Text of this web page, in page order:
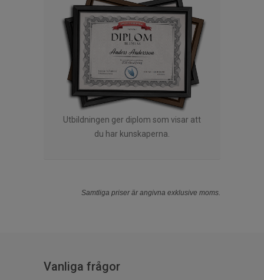
Utbildningen ger diplom som visar att
du har kunskaperna.
Samtliga priser är angivna exklusive moms.
Vanliga frågor